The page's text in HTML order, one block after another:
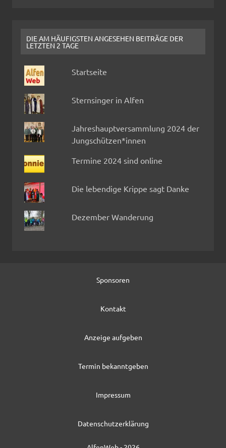
DIE AM HÄUFIGSTEN ANGESEHEN BEITRÄGE DER
LETZTEN 2 TAGE
Startseite
Sternsinger in Alfen
Jahreshauptversammlung 2024 der
Jungschützen*innen
Termine 2024 sind online
Die lebendige Krippe sagt Danke
Dezember Wanderung
Sponsoren
Kontakt
Anzeige aufgeben
Termin bekanntgeben
Impressum
Datenschutzerklärung